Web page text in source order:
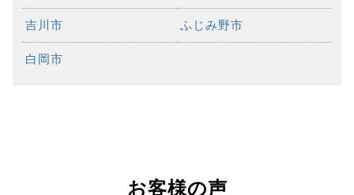
吉川市 ふじみ野市
白岡市
お客様の声